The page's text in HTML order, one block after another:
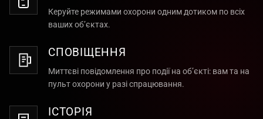
Керуйте режимами охорони одним дотиком по всіх
ваших об’єктах.
СПОВІЩЕННЯ
Миттєві повідомлення про події на об’єкті: вам та на
пульт охорони у разі спрацювання.
ІСТОРІЯ